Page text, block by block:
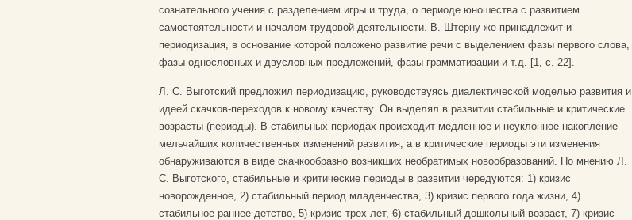
сознательного учения с разделением игры и труда, о периоде юношества с развитием
самостоятельности и началом трудовой деятельности. В. Штерну же принадлежит и
периодизация, в основание которой положено развитие речи с выделением фазы первого слова,
фазы однословных и двусловных предложений, фазы грамматизации и т.д. [1, c. 22].
Л. С. Выготский предложил периодизацию, руководствуясь диалектической моделью развития и
идеей скачков-переходов к новому качеству. Он выделял в развитии стабильные и критические
возрасты (периоды). В стабильных периодах происходит медленное и неуклонное накопление
мельчайших количественных изменений развития, а в критические периоды эти изменения
обнаруживаются в виде скачкообразно возникших необратимых новообразований. По мнению Л.
С. Выготского, стабильные и критические периоды в развитии чередуются: 1) кризис
новорожденное, 2) стабильный период младенчества, 3) кризис первого года жизни, 4)
стабильное раннее детство, 5) кризис трех лет, 6) стабильный дошкольный возраст, 7) кризис